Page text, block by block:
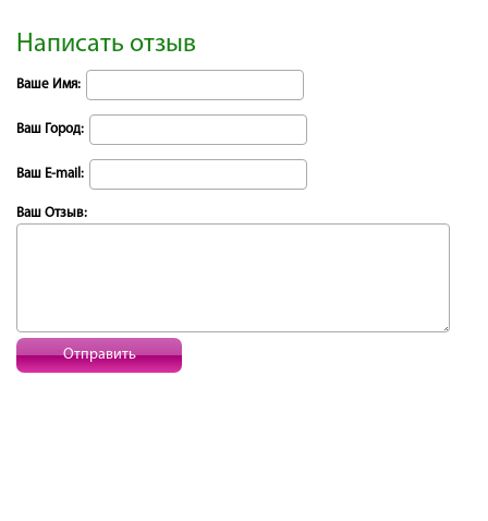
Написать отзыв
Ваше Имя:
Ваш Город:
Ваш E-mail:
Ваш Отзыв:
Отправить